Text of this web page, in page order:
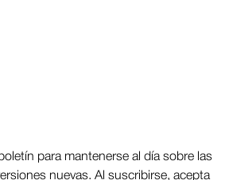
para man­tenerse al día sobre las
nuevas. Al suscri­birse, acepta